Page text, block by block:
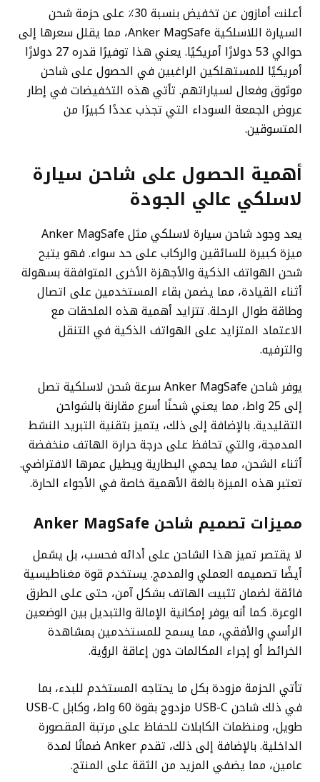
أعلنت أمازون عن تخفيض بنسبة 30٪ على حزمة شحن
السيارة اللاسلكية Anker MagSafe، مما يقلل سعرها إلى
حوالي 53 دولارًا أمريكيًا. يعني هذا توفيرًا قدره 27 دولارًا
أمريكيًا للمستهلكين الراغبين في الحصول على شاحن
موثوق وفعال لسياراتهم. تأتي هذه التخفيضات في إطار
عروض الجمعة السوداء التي تجذب عددًا كبيرًا من
المتسوقين.
أهمية الحصول على شاحن سيارة
لاسلكي عالي الجودة
يعد وجود شاحن سيارة لاسلكي مثل Anker MagSafe
ميزة كبيرة للسائقين والركاب على حد سواء. فهو يتيح
شحن الهواتف الذكية والأجهزة الأخرى المتوافقة بسهولة
أثناء القيادة، مما يضمن بقاء المستخدمين على اتصال
وطاقة طوال الرحلة. تتزايد أهمية هذه الملحقات مع
الاعتماد المتزايد على الهواتف الذكية في التنقل
والترفيه.
يوفر شاحن Anker MagSafe سرعة شحن لاسلكية تصل
إلى 25 واط، مما يعني شحنًا أسرع مقارنة بالشواحن
التقليدية. بالإضافة إلى ذلك، يتميز بتقنية التبريد النشط
المدمجة، والتي تحافظ على درجة حرارة الهاتف منخفضة
أثناء الشحن، مما يحمي البطارية ويطيل عمرها الافتراضي.
تعتبر هذه الميزة بالغة الأهمية خاصة في الأجواء الحارة.
مميزات تصميم شاحن Anker MagSafe
لا يقتصر تميز هذا الشاحن على أدائه فحسب، بل يشمل
أيضًا تصميمه العملي والمدمج. يستخدم قوة مغناطيسية
فائقة لضمان تثبيت الهاتف بشكل آمن، حتى على الطرق
الوعرة. كما أنه يوفر إمكانية الإمالة والتبديل بين الوضعين
الرأسي والأفقي، مما يسمح للمستخدمين بمشاهدة
الخرائط أو إجراء المكالمات دون إعاقة الرؤية.
تأتي الحزمة مزودة بكل ما يحتاجه المستخدم للبدء، بما
في ذلك شاحن USB-C مزدوج بقوة 60 واط، وكابل USB-C
طويل، ومنظمات الكابلات للحفاظ على مرتبة المقصورة
الداخلية. بالإضافة إلى ذلك، تقدم Anker ضمانًا لمدة
عامين، مما يضفي المزيد من الثقة على المنتج.